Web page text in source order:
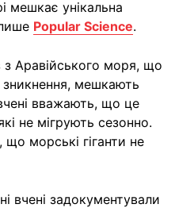
мешкає унікальна
Popular Science.
з Аравійського моря, що
зникнення, мешкають
вважають, що це
не мігрують сезонно.
що морські гіганти не
вчені задокументували